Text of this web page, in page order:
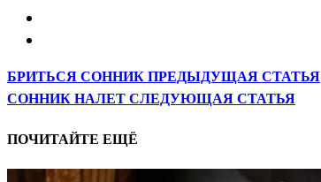
БРИТЬСЯ СОННИКПРЕДЫДУЩАЯ СТАТЬЯ
СОННИК НАЛЕТСЛЕДУЮЩАЯ СТАТЬЯ
ПОЧИТАЙТЕ ЕЩЁ